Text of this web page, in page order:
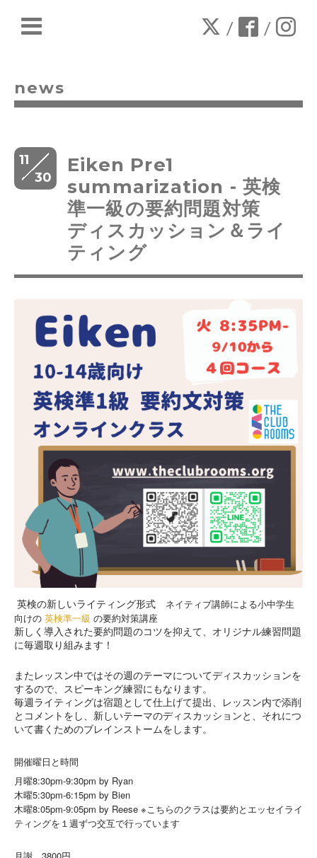
/ /
news
11
30
Eiken Pre1
summarization - 英検
準一級の要約問題対策
ディスカッション＆ライ
ティング
英検の新しいライティング形式 ネイティブ講師による小中学生
向けの 英検準一級 の要約対策講座
新しく導入された要約問題のコツを抑えて、オリジナル練習問題
に毎週取り組みます！
またレッスン中ではその週のテーマについてディスカッションを
するので、スピーキング練習にもなります。
毎週ライティングは宿題として仕上げて提出、レッスン内で添削
とコメントをし、新しいテーマのディスカッションと、それにつ
いて書くためのブレインストームをします。
開催曜日と時間
月曜8:30pm-9:30pm by Ryan
木曜5:30pm-6:15pm by Bien
木曜8:05pm-9:05pm by Reese ※こちらのクラスは要約とエッセイライ
ティングを１週ずつ交互で行っています